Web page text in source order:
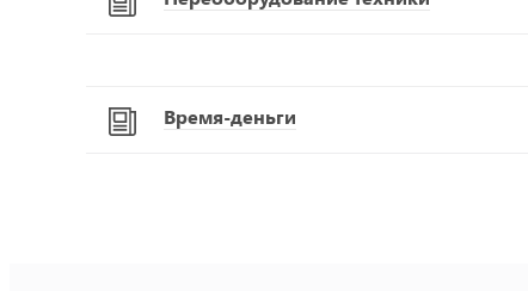
Время-деньги